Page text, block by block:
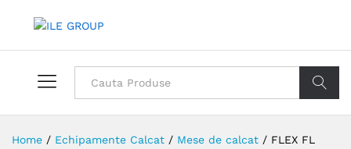
Toate
Cauta
Home / Echipamente Calcat / Mese de calcat / FLEX FL